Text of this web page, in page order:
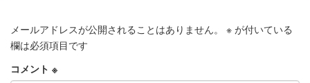
メールアドレスが公開されることはありません。 ※ が付いている
欄は必須項目です
コメント ※